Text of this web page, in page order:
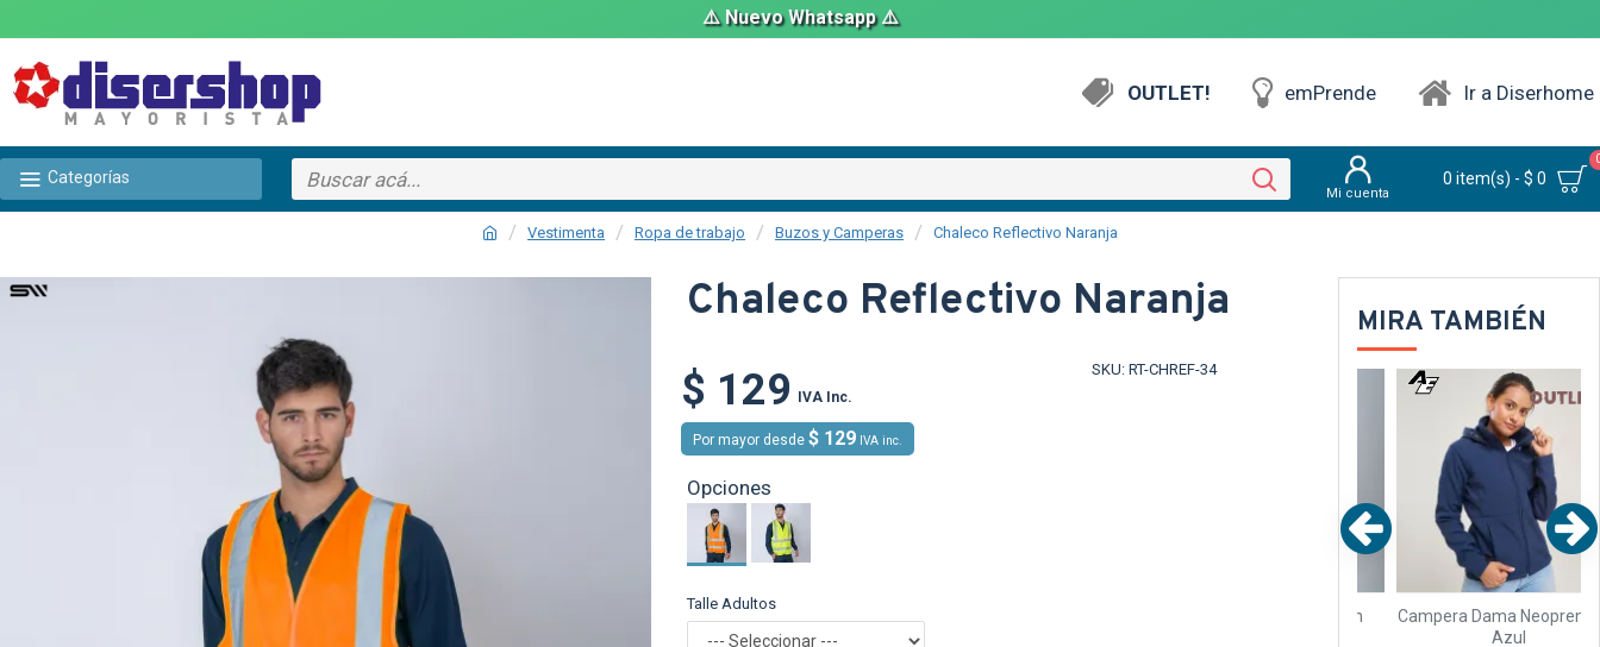
⚠️ Nuevo Whatsapp ⚠️
OUTLET! emPrende Ir a Diserhome
Categorías
Mi cuenta
0 item(s) - $ 0
Vestimenta Ropa de trabajo Buzos y Camperas Chaleco Reflectivo Naranja
TEXTTRANSPARENTE Chaleco Reflectivo Naranja
$ 129 IVA Inc.
SKU: RT-CHREF-34
Por mayor desde $ 129 IVA inc.
Opciones
Talle Adultos
MIRA TAMBIÉN
TEXTTRANSPARENTE
OUT OUT
Campera Dama Neopreno AE